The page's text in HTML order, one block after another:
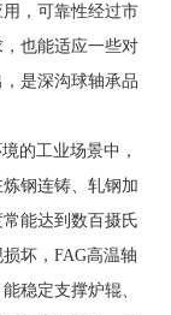
，可靠性经过市
也能适应一些对
是深沟球轴承品
的工业场景中，
钢连铸、轧钢加
能达到数百摄氏
坏，FAG高温轴
稳定支撑炉辊、